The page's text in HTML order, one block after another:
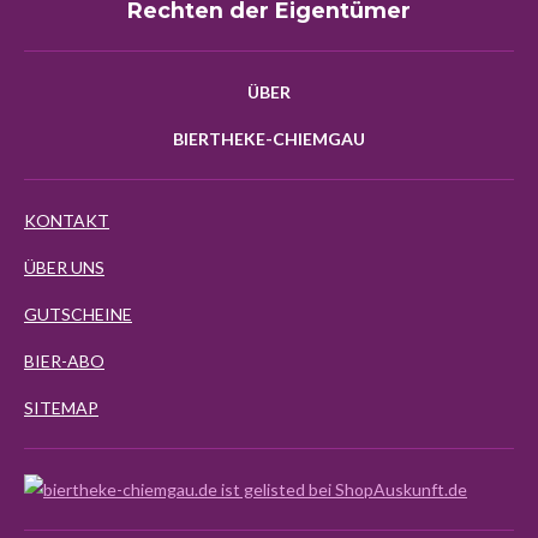
Rechten der Eigentümer
ÜBER
BIERTHEKE-CHIEMGAU
KONTAKT
ÜBER UNS
GUTSCHEINE
BIER-ABO
SITEMAP